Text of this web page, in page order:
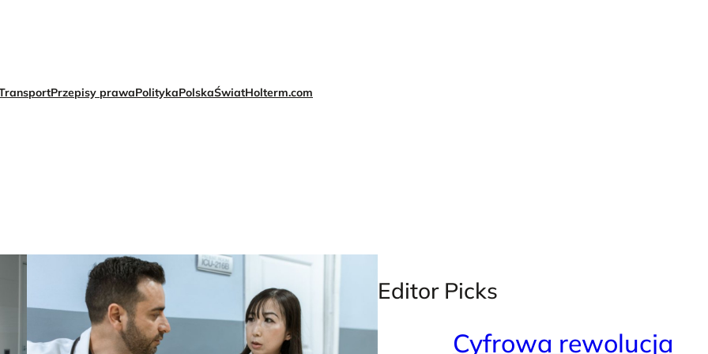
Przepisy prawaPolitykaPolskaŚwiatHolterm.com
Editor Picks
Cyfrowa rewolucja